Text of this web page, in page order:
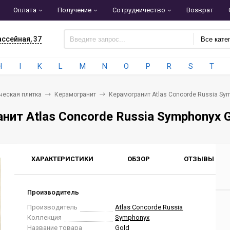
Оплата Получение Сотрудничество Возврат
37 Все
I K L M N O P R S T
плитка Керамогранит Керамогранит Atlas Concorde Russia
Atlas Concorde Russia Symphonyx
ХАРАКТЕРИСТИКИ ОБЗОР ОТЗЫВЫ
Производитель
Производитель
Atlas Concorde Russia
Коллекция
Symphonyx
Название товара
Gold